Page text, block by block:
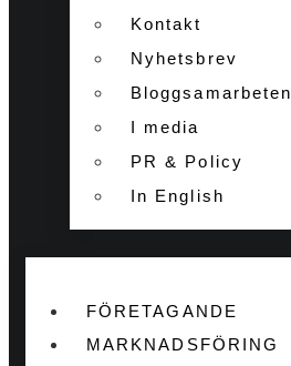
Kontakt
Nyhetsbrev
Bloggsamarbeten
I media
PR & Policy
In English
FÖRETAGANDE
MARKNADSFÖRING